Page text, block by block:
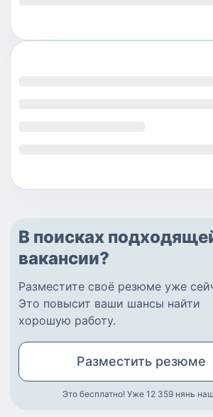
В поисках
вакансии?
Разместите своё резюме уже
Это повысит ваши шансы найти
хорошую работу.
Разместить резюме
Это бесплатно! Уже 12 359 нянь